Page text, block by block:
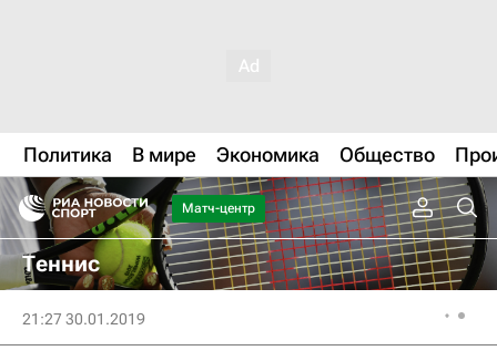
Политика В мире Экономика Общество
Матч-центр
Теннис
21:27 30.01.2019